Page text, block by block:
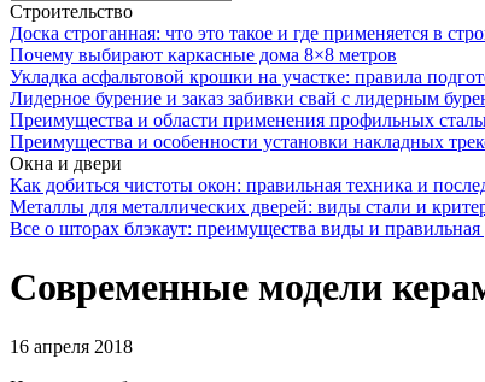
Строительство
Доска строганная: что это такое и где применяется в
Почему выбирают каркасные дома 8×8 метров
Укладка асфальтовой крошки на участке: правила
Лидерное бурение и заказ забивки свай с лидерным
Преимущества и области применения профильных
Преимущества и особенности установки накладных
Окна и двери
Как добиться чистоты окон: правильная техника и
Металлы для металлических дверей: виды стали и
Все о шторах блэкаут: преимущества виды и правильная
Современные модели
16 апреля 2018